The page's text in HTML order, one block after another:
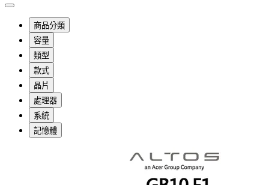
商品分類
容量
類型
款式
晶片
處理器
系統
記憶體